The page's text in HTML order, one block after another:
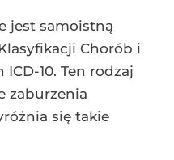
jest samoistną
Chorób i
10. Ten rodzaj
zaburzenia
się takie